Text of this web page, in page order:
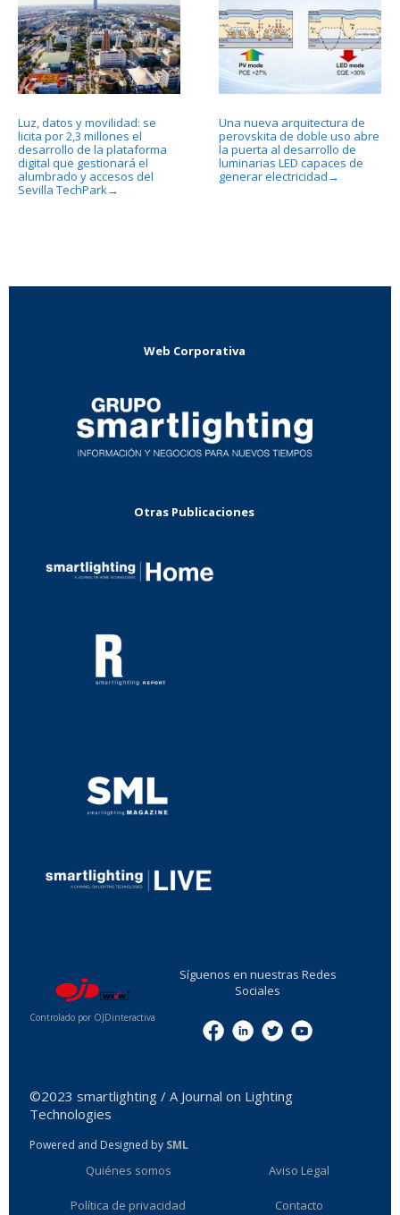
Luz, datos y movilidad: se
licita por 2,3 millones el
desarrollo de la plataforma
digital que gestionará el
alumbrado y accesos del
Sevilla TechPark→
Una nueva arquitectura de
perovskita de doble uso abre
la puerta al desarrollo de
luminarias LED capaces de
generar electricidad →
Web Corporativa
Otras Publicaciones
Controlado por OJDinteractiva
Síguenos en nuestras Redes
Sociales
©2023 smartlighting / A Journal on Lighting
Technologies
Powered and Designed by SML
Quiénes somos Aviso Legal
Política de privacidad Contacto